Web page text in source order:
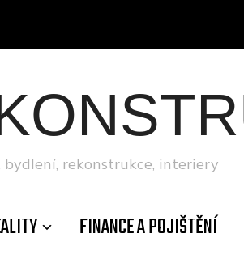
bydlení, rekonstrukce, interiery
FINANCE A POJIŠTĚNÍ